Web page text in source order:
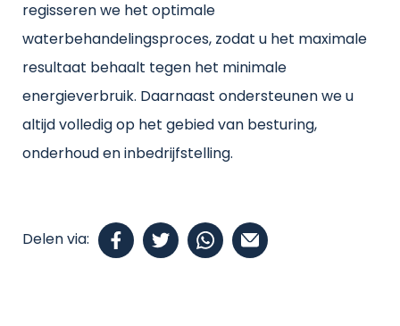
regisseren we het optimale
waterbehandelingsproces, zodat u het maximale
resultaat behaalt tegen het minimale
energieverbruik. Daarnaast ondersteunen we u
altijd volledig op het gebied van besturing,
onderhoud en inbedrijfstelling.
Delen via: